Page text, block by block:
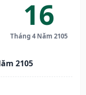
16
Tháng 4 Năm 2105
2105